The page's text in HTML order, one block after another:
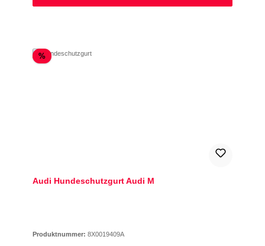
%Rabatt
Audi Hundeschutzgurt Audi M
Produktnummer: 8X0019409A